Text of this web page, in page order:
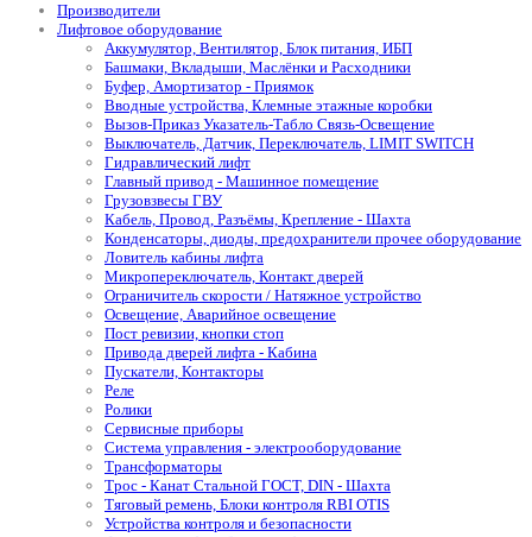
Производители
Лифтовое оборудование
Аккумулятор, Вентилятор, Блок питания, ИБП
Башмаки, Вкладыши, Маслёнки и Расходники
Буфер, Амортизатор - Приямок
Вводные устройства, Клемные этажные коробки
Вызов-Приказ Указатель-Табло Связь-Освещение
Выключатель, Датчик, Переключатель, LIMIT SWITCH
Гидравлический лифт
Главный привод - Машинное помещение
Грузовзвесы ГВУ
Кабель, Провод, Разъёмы, Крепление - Шахта
Конденсаторы, диоды, предохранители прочее оборудование
Ловитель кабины лифта
Микропереключатель, Контакт дверей
Ограничитель скорости / Натяжное устройство
Освещение, Аварийное освещение
Пост ревизии, кнопки стоп
Привода дверей лифта - Кабина
Пускатели, Контакторы
Реле
Ролики
Сервисные приборы
Система управления - электрооборудование
Трансформаторы
Трос - Канат Стальной ГОСТ, DIN - Шахта
Тяговый ремень, Блоки контроля RBI OTIS
Устройства контроля и безопасности